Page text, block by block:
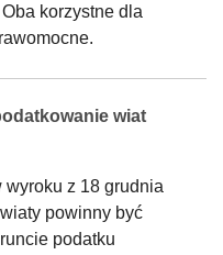
korzystne dla
wiat
z 18 grudnia
powinny być
podatku